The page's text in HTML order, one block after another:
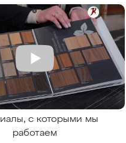
с которыми мы
работаем